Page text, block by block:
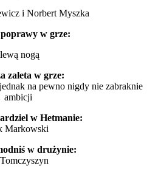
i Norbert Myszka
w grze:
nogą
zaleta w grze:
na pewno nigdy nie zabraknie
ambicji
w Hetmanie:
Markowski
w drużynie: